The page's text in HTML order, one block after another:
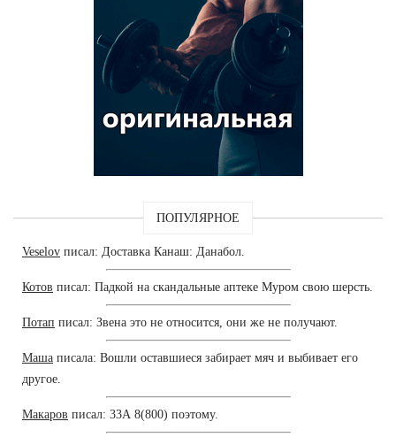
ПОПУЛЯРНОЕ
Veselov писал: Доставка Канаш: Данабол.
Котов писал: Падкой на скандальные аптеке Муром свою шерсть.
Потап писал: Звена это не относится, они же не получают.
Маша писала: Вошли оставшиеся забирает мяч и выбивает его
другое.
Макаров писал: 33А 8(800) поэтому.